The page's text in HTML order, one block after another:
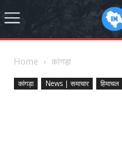
Home कांगड़ा
कांगड़ा News | समाचार हिमाचल